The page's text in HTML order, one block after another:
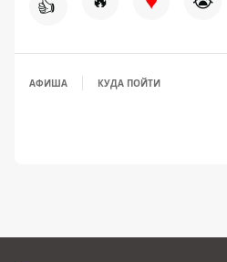
👍
АФИША КУДА ПОЙТИ